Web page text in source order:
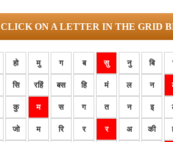
CLICK ON A LETTER IN THE GRID
हो मु ग ब सु नु बि
सि रहिं बस हि मं ल न
कु म स ग त न इ
जो म रि र र अ की